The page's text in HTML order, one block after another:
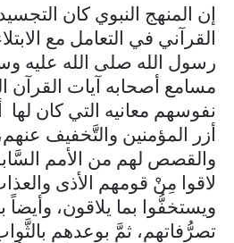
إن المنهج النبوي كان
القرآني في التعامل مع
رسول الله صلى الله عليه
مسامع أصحابه آيات
نفوسهم معانيه التي كان
أزر المؤمنين والتَّخفيف
والقصص لهم من الأمم
لاقوا مِنْ قومهم الأذى
ويستخفُّوا بما يلاقون،
تصرُّفاتهم، ثمَّ بوعدهم